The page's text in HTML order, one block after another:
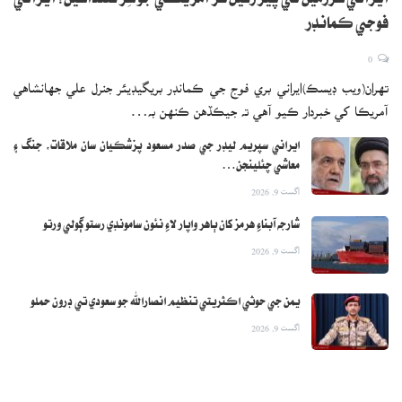
فوجي ڪمانڊر
تهران(ويب ڊيسڪ)ايراني بري فوج جي ڪمانڊر بريگيڊيئر جنرل علي جهانشاهي
آمريڪا کي خبردار ڪيو آهي ته جيڪڏهن ڪنهن به…
ايراني سپريم ليڊر جي صدر مسعود پزشڪيان سان ملاقات، جنگ ۽
معاشي چئلينجن…
اگست 9, 2026
شارجه آبناءِ هرمز کان ٻاهر واپار لاءِ نئون سامونڊي رستو ڳولي ورتو
اگست 9, 2026
يمن جي حوثي اڪثريتي تنظيم انصارالله جو سعودي تي ڊرون حملو
اگست 9, 2026